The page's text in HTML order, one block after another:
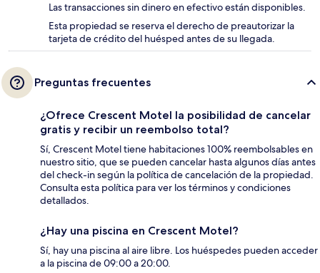
Las transacciones sin dinero en efectivo están disponibles.
Esta propiedad se reserva el derecho de preautorizar la
tarjeta de crédito del huésped antes de su llegada.
Preguntas frecuentes
¿Ofrece Crescent Motel la posibilidad de cancelar
gratis y recibir un reembolso total?
Sí, Crescent Motel tiene habitaciones 100% reembolsables en
nuestro sitio, que se pueden cancelar hasta algunos días antes
del check-in según la política de cancelación de la propiedad.
Consulta esta política para ver los términos y condiciones
detallados.
¿Hay una piscina en Crescent Motel?
Sí, hay una piscina al aire libre. Los huéspedes pueden acceder
a la piscina de 09:00 a 20:00.